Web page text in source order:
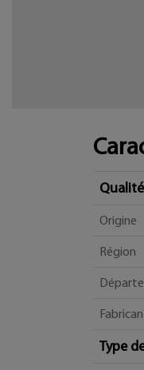
Qualité
Origine
Région
Type